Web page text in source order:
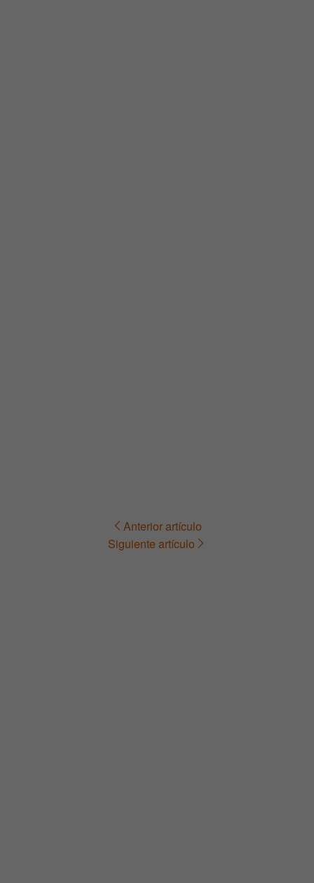
Navegación Anterior artículo
Siguiente artículo